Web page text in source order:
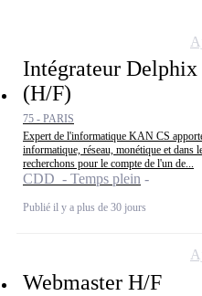
Intégrateur
(H/F)
75 - PARIS
Expert de l'informatique KAN CS
informatique, réseau, monétique et dans
recherchons pour le compte de l'un de...
CDD - Temps plein
Publié il y a plus de 30 jours
Webmaster H/F